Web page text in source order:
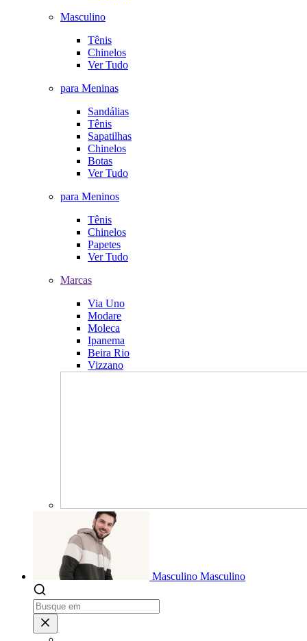
Masculino
Tênis
Chinelos
Ver Tudo
para Meninas
Sandálias
Tênis
Sapatilhas
Chinelos
Botas
Ver Tudo
para Meninos
Tênis
Chinelos
Papetes
Ver Tudo
Marcas
Via Uno
Modare
Moleca
Ipanema
Beira Rio
Vizzano
Masculino Masculino